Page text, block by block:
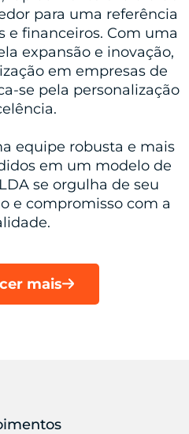
para uma referência
e financeiros. Com uma
expansão e inovação,
em empresas de
se pela personalização
equipe robusta e mais
em um modelo de
se orgulha de seu
e compromisso com a
mais